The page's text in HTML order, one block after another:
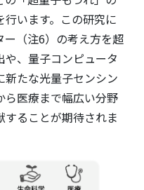
います。この研究に
ー（注6）の考え方を超
、量子コンピュータ
新たな光量子センシン
ら医療まで幅広い分野
ることが期待されま